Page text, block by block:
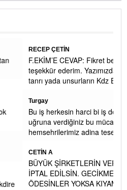
bey yorumunuz ve ilginiz için
asıl maksadımız, mitolojik
... DEVAMI
iş değil Recep bey turk islam davasi
mücadele icin sehrimiz ve
tesekkur ederi... DEVAMI
VERGİ SİGORTA CEZA AFLARI DA
ZAMMIYLA BİRLİKTE GERİ
KIYAMETTE İKİ ELİMİZ... DEVAMI